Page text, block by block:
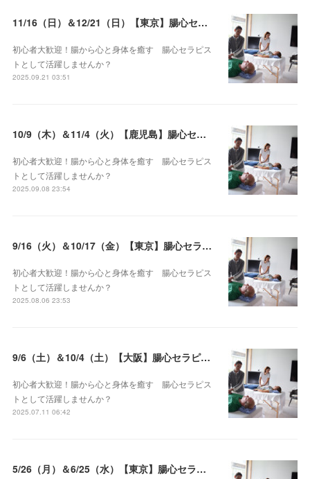
11/16（日）＆12/21（日）【東京】腸心セラピスト養成コース《２日間コース》開講決定
初心者大歓迎！腸から心と身体を癒す 腸心セラピス
トとして活躍しませんか？
2025.09.21 03:51
10/9（木）＆11/4（火）【鹿児島】腸心セラピスト養成コース《２日間コース》開講決定
初心者大歓迎！腸から心と身体を癒す 腸心セラピス
トとして活躍しませんか？
2025.09.08 23:54
9/16（火）＆10/17（金）【東京】腸心セラピスト養成コース《２日間コース》開講決定
初心者大歓迎！腸から心と身体を癒す 腸心セラピス
トとして活躍しませんか？
2025.08.06 23:53
9/6（土）＆10/4（土）【大阪】腸心セラピスト養成コース《２日間コース》開講決定
初心者大歓迎！腸から心と身体を癒す 腸心セラピス
トとして活躍しませんか？
2025.07.11 06:42
5/26（月）＆6/25（水）【東京】腸心セラピスト養成コース《２日間コース》開講決定